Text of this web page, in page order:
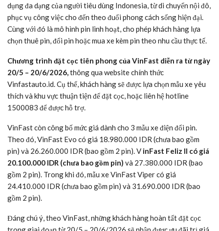
dụng đa dạng của người tiêu dùng Indonesia, từ di chuyển nội đô,
phục vụ công việc cho đến theo đuổi phong cách sống hiện đại.
Cùng với đó là mô hình pin linh hoạt, cho phép khách hàng lựa
chọn thuê pin, đổi pin hoặc mua xe kèm pin theo nhu cầu thực tế.
Chương trình đặt cọc tiên phong của VinFast diễn ra từ ngày
20/5 – 20/6/2026,thông qua website chính thức
Vinfastauto.id. Cụ thể, khách hàng sẽ được lựa chọn mẫu xe yêu
thích và khu vực thuận tiện để đặt cọc, hoặc liên hệ hotline
1500083 để được hỗ trợ.
VinFast còn công bố mức giá dành cho 3 mẫu xe điện đổi pin.
Theo đó, VinFast Evo có giá 18.980.000 IDR (chưa bao gồm
pin) và 26.260.000 IDR (bao gồm 2 pin). V inFast Feliz II có giá
20.100.000 IDR (chưa bao gồm pin) và 27.380.000 IDR (bao
gồm 2 pin). Trong khi đó, mẫu xe VinFast Viper có giá
24.410.000 IDR (chưa bao gồm pin) và 31.690.000 IDR (bao
gồm 2 pin).
Đáng chú ý, theo VinFast, những khách hàng hoàn tất đặt cọc